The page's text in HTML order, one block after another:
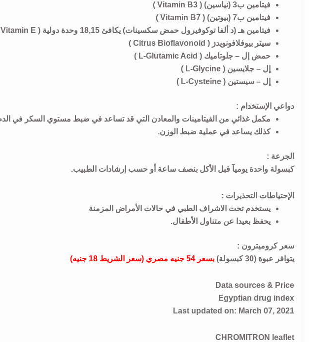
فيتامين ب3 (نياسين) ( Vitamin B3 )
فيتامين ب7 (بيوتين) ( Vitamin B7 )
فيتامين هـ (د ألفا توكوفيرول حمض سكسينات) يكافئ 18,15 وحدة دولية ( Vitamin E )
سيتر بيوفلافونويدز ( Citrus Bioflavonoid )
حمض إل – جلوتاميك ( L-Glutamic Acid )
إل – جلايسين ( L-Glycine )
إل – سيستين ( L-Cysteine )
دواعي الإستخدام :
مكمل غذائي من الفيتامينات والمعادن التي قد تساعد في ضبط مستوي السكر في
كذلك يساعد في عملية ضبط الوزن.
الجرعة :
كبسولة واحدة يوميآ قبل الأكل بنصف ساعة أو حسب إرشادات الطبيب.
الإحتياطات التحذيرات :
يستخدم تحت الاشراف الطبي في حالات الأمراض المزمنة
يحفظ بعيدا عن متناول الأطفال.
سعر كروميترون :
يتوافر عبوة (30 كبسولة)
بسعر 54 جنيه مصري (سعر الشريط 18 جنيه)
Data sources & Price
Egyptian drug index
Last updated on: March 07, 2021
CHROMITRON leaflet